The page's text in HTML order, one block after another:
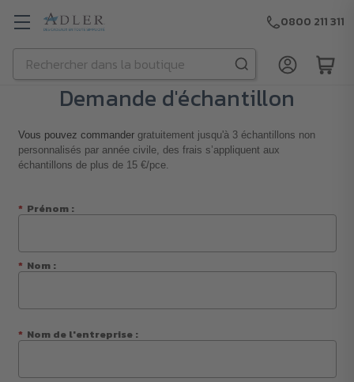
Passer au contenu principal
Rechercher
0800 211 311
Demande d'échantillon
Vous pouvez commander gratuitement jusqu'à 3 échantillons non
personnalisés par année civile, des frais s’appliquent aux
échantillons de plus de 15 €/pce.
* Prénom :
* Nom :
* Nom de l'entreprise :